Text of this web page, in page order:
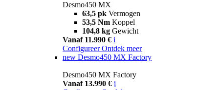
Desmo450 MX
63,5 pk Vermogen
53,5 Nm Koppel
104,8 kg Gewicht
Vanaf 11.990 € i
Configureer Ontdek meer
new Desmo450 MX Factory
Desmo450 MX Factory
Vanaf 13.990 € i